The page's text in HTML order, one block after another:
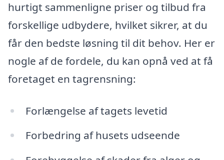
hurtigt sammenligne priser og tilbud fra
forskellige udbydere, hvilket sikrer, at du
får den bedste løsning til dit behov. Her er
nogle af de fordele, du kan opnå ved at få
foretaget en tagrensning:
Forlængelse af tagets levetid
Forbedring af husets udseende